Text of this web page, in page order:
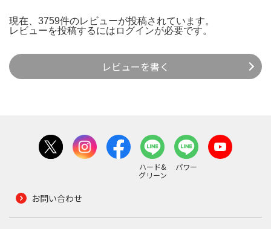
現在、3759件のレビューが投稿されています。
レビューを投稿するには ログインが必要です。
レビューを書く
ハード&
グリーン
パワー
お問い合わせ